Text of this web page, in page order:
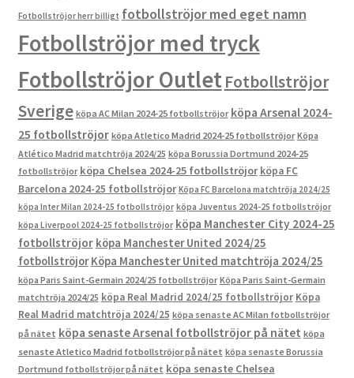
Fotbollströjor herr billigt fotbollströjor med eget namn
Fotbollströjor med tryck
Fotbollströjor OutletFotbollströjor
Sverige köpa AC Milan 2024-25 fotbollströjor köpa Arsenal 2024-
25 fotbollströjor köpa Atletico Madrid 2024-25 fotbollströjor Köpa
Atlético Madrid matchtröja 2024/25 köpa Borussia Dortmund 2024-25
fotbollströjor köpa Chelsea 2024-25 fotbollströjor köpa FC
Barcelona 2024-25 fotbollströjor Köpa FC Barcelona matchtröja 2024/25
köpa Inter Milan 2024-25 fotbollströjor köpa Juventus 2024-25 fotbollströjor
köpa Liverpool 2024-25 fotbollströjor köpa Manchester City 2024-25
fotbollströjor köpa Manchester United 2024/25
fotbollströjor Köpa Manchester United matchtröja 2024/25
köpa Paris Saint-Germain 2024/25 fotbollströjor Köpa Paris Saint-Germain
matchtröja 2024/25 köpa Real Madrid 2024/25 fotbollströjor Köpa
Real Madrid matchtröja 2024/25 köpa senaste AC Milan fotbollströjor
på nätet köpa senaste Arsenal fotbollströjor på nätet köpa
senaste Atletico Madrid fotbollströjor på nätet köpa senaste Borussia
Dortmund fotbollströjor på nätet köpa senaste Chelsea